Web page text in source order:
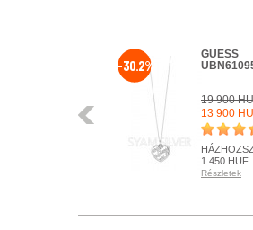
GUESS
19 900
13 900
-30.2%
1 450 HUF
Részletek